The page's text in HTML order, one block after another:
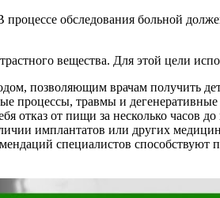
обследования больной
вещества. Для этой цели
позволяющим врачам получить
процессы, травмы и
отказ от пищи за несколько часов
имплантатов или других
специалистов